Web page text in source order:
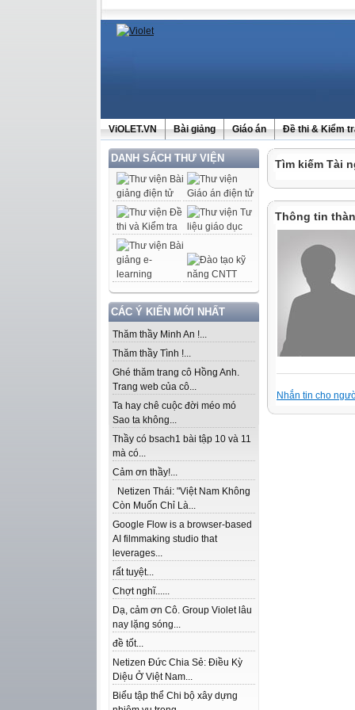
ViOLET.VN Bài giảng Giáo án Đề thi & Kiểm
DANH SÁCH THƯ VIỆN
CÁC Ý KIẾN MỚI NHẤT
Thăm thầy Minh An !...
Thăm thầy Tình !...
Ghé thăm trang cô Hồng Anh.
Trang web của cô...
Ta hay chê cuộc đời méo mó
Sao ta không...
Thầy có bsach1 bài tập 10 và 11
mà có...
Cảm ơn thầy!...
Netizen Thái: "Việt Nam Không
Còn Muốn Chỉ Là...
Google Flow is a browser-based
AI filmmaking studio that
leverages...
rất tuyệt...
Chợt nghĩ......
Dạ, cảm ơn Cô. Group Violet lâu
nay lặng sóng...
đề tốt...
Netizen Đức Chia Sẻ: Điều Kỳ
Diệu Ở Việt Nam...
Biểu tập thể Chi bộ xây dựng
Tìm kiếm Tài
Thông tin
Nhắn tin cho